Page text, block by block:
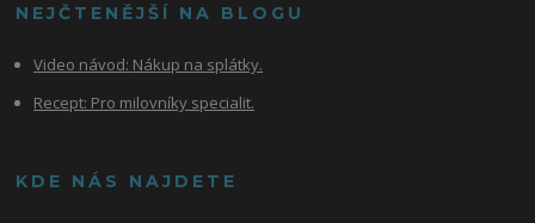
NEJČTENĚJŠÍ NA BLOGU
Video návod: Nákup na splátky.
Recept: Pro milovníky specialit.
KDE NÁS NAJDETE